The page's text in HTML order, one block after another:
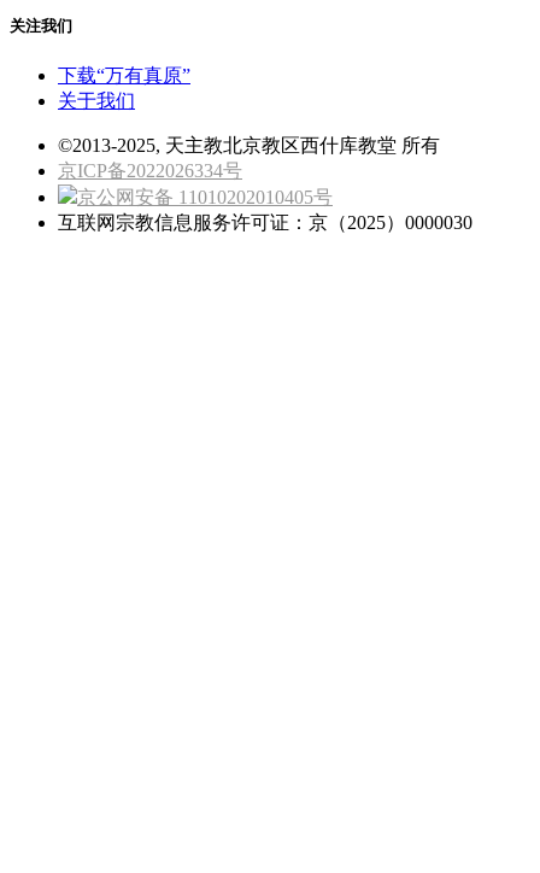
关注我们
下载“万有真原”
关于我们
©2013-2025, 天主教北京教区西什库教堂 所有
京ICP备2022026334号
京公网安备 11010202010405号
互联网宗教信息服务许可证：京（2025）0000030